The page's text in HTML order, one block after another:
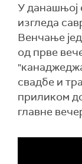
У данашњој
изгледа
Венчање
од прве
свадбе и
приликом
главне